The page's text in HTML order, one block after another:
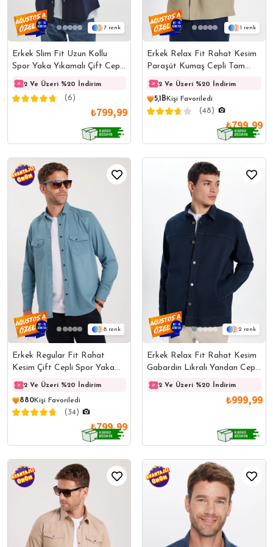
7
Erkek Slim Fit Uzun Kollu
Spor Yaka Yıkamalı Çift Cepli
Armürlü Denim Kot Lacivert
Gömlek
2 Ve Üzeri %20 İndirim 2 Ve Üzeri %20 İndirim
(6)
₺799,99
1
Erkek Relax Fit Rahat Kesim
Paraşüt Kumaş Cepli Tam
Fermuarlı Apaş Yaka Mont
Vizon Gömlek
2 Ve Üzeri %20 İndirim
5,1B Kişi Favoriledi
(48)
₺799,99
8
Erkek Regular Fit Rahat
Kesim Çift Cepli Spor Yaka
Denim Petrol Gömlek
2 Ve Üzeri %20 İndirim 2 Ve Üzeri %20 İndirim
880Kişi Favoriledi
(34)
₺799,99
2
Erkek Relax Fit Rahat Kesim
Gabardin Likralı Yandan Cepli
Lacivert Ceket Gömlek
2 Ve Üzeri %20 İndirim
₺999,99